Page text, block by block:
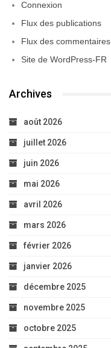
Connexion
Flux des publications
Flux des commentaires
Site de WordPress-FR
Archives
août 2026
juillet 2026
juin 2026
mai 2026
avril 2026
mars 2026
février 2026
janvier 2026
décembre 2025
novembre 2025
octobre 2025